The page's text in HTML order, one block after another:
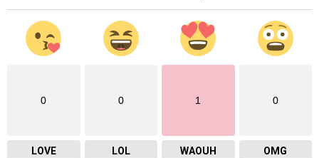
0
LOVE
0
LOL
1
WAOUH
0
OMG